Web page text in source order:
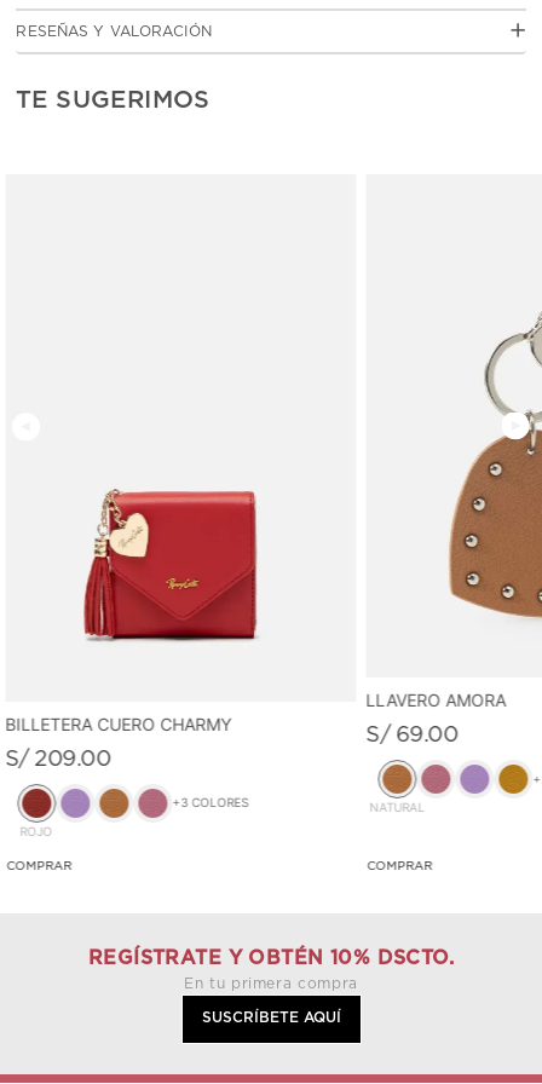
Cuero vacuno con acabado grabado
del cuero
RESEÑAS Y VALORACIÓN
TE SUGERIMOS
BILLETERA CUERO CHARMY
S/ 209.00
ROJO
+3 COLORES
LLAVERO AMORA
S/ 69.00
NATURAL
+
REGÍSTRATE Y OBTÉN 10% DSCTO.
En tu primera compra
SUSCRÍBETE AQUÍ